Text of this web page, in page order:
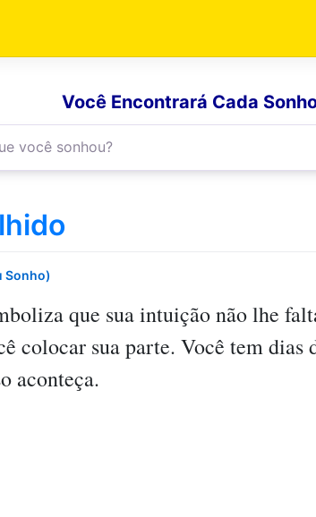
Você Encontrará Cada
Sonho)
que sua intuição não lhe
colocar sua parte. Você tem dias
aconteça.